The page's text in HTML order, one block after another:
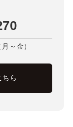
～金）
ちら